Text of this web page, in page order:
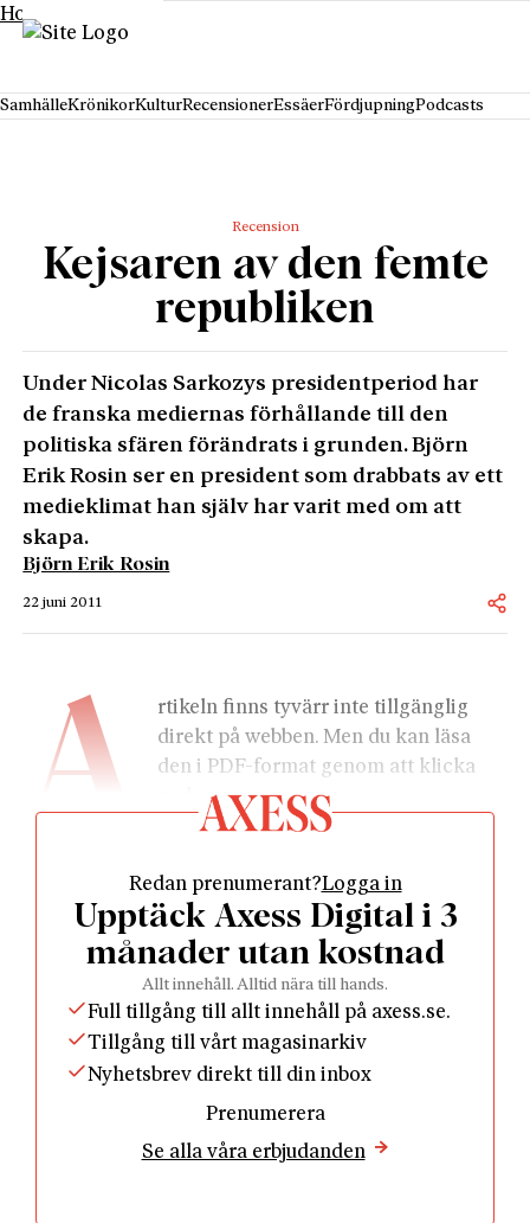
Hoppa till innehåll
SamhälleKrönikorKulturRecensionerEssäerFördjupningPodcasts
Recension
Kejsaren av den femte
republiken
Under Nicolas Sarkozys presidentperiod har
de franska mediernas förhållande till den
politiska sfären förändrats i grunden. Björn
Erik Rosin ser en president som drabbats av ett
medieklimat han själv har varit med om att
skapa.
Björn Erik Rosin
22 juni 2011
A
rtikeln finns tyvärr inte tillgänglig
direkt på webben. Men du kan läsa
den i PDF-format genom att klicka
nedan.
				Läs som PDF
Redan prenumerant?Logga in
Upptäck Axess Digital i 3
månader utan kostnad
Allt innehåll. Alltid nära till hands.
Full tillgång till allt innehåll på axess.se.
Tillgång till vårt magasinarkiv
Nyhetsbrev direkt till din inbox
Prenumerera
Se alla våra erbjudanden